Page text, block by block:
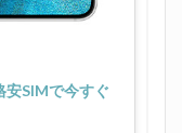
安SIMで今すぐ